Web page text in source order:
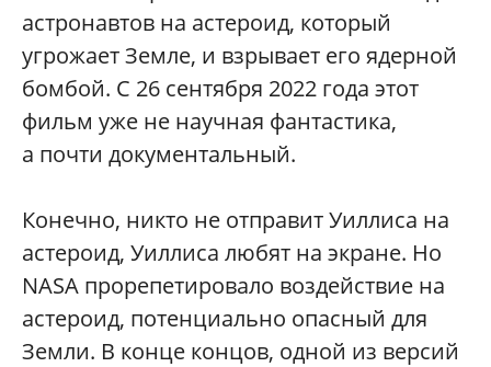
астронавтов на астероид, который
угрожает Земле, и взрывает его ядерной
бомбой. С 26 сентября 2022 года этот
фильм уже не научная фантастика,
а почти документальный.
Конечно, никто не отправит Уиллиса на
астероид, Уиллиса любят на экране. Но
NASA прорепетировало воздействие на
астероид, потенциально опасный для
Земли. В конце концов, одной из версий